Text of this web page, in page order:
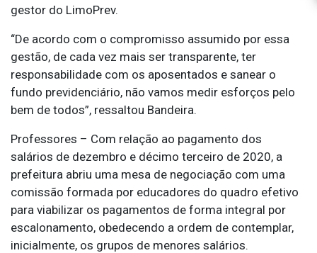
gestor do LimoPrev.
“De acordo com o compromisso assumido por essa
gestão, de cada vez mais ser transparente, ter
responsabilidade com os aposentados e sanear o
fundo previdenciário, não vamos medir esforços pelo
bem de todos”, ressaltou Bandeira.
Professores – Com relação ao pagamento dos
salários de dezembro e décimo terceiro de 2020, a
prefeitura abriu uma mesa de negociação com uma
comissão formada por educadores do quadro efetivo
para viabilizar os pagamentos de forma integral por
escalonamento, obedecendo a ordem de contemplar,
inicialmente, os grupos de menores salários.